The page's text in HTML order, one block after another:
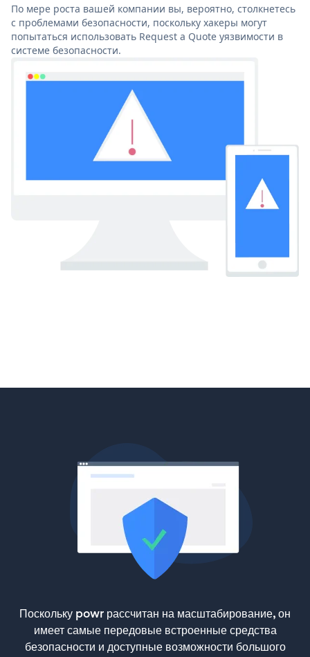
По мере роста вашей компании вы, вероятно, столкнетесь
с проблемами безопасности, поскольку хакеры могут
попытаться использовать Request a Quote уязвимости в
системе безопасности.
Поскольку powr рассчитан на масштабирование, он
имеет самые передовые встроенные средства
безопасности и доступные возможности большого